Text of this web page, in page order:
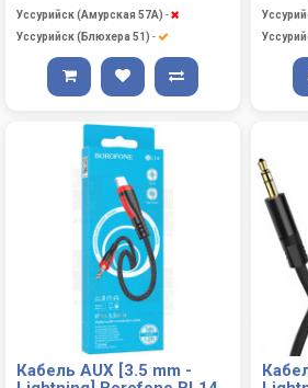
Уссурийск (Амурская 57А) -
Уссурийск (Блюхера 51) -
Кабель AUX [3.5 mm -